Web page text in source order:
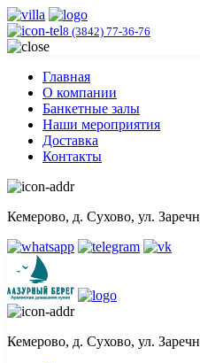
8 (3842) 77-36-76
Главная
О компании
Банкетные залы
Наши мероприятия
Доставка
Контакты
Кемерово, д. Сухово, ул.
Кемерово, д. Сухово, ул.